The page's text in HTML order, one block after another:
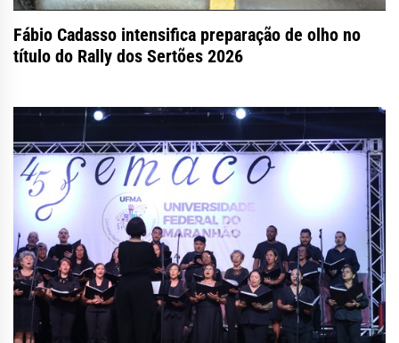
Fábio Cadasso intensifica preparação de olho no
título do Rally dos Sertões 2026